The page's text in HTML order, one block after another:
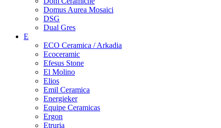
Domus Aurea Mosaici
DSG
Dual Gres
E
ECO Ceramica / Arkadia
Ecoceramic
Efesus Stone
El Molino
Elios
Emil Ceramica
Energieker
Equipe Ceramicas
Ergon
Etruria